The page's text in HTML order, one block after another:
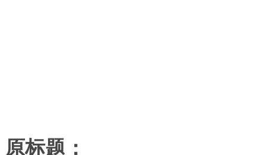
原标题：